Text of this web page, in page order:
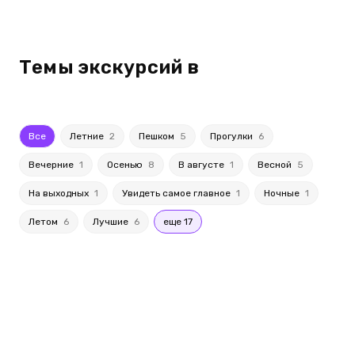
Темы экскурсий в
Все Летние 2 Пешком 5 Прогулки 6
Вечерние 1 Осенью 8 В августе 1 Весной 5
На выходных 1 Увидеть самое главное 1 Ночные 1
Летом 6 Лучшие 6 еще 17